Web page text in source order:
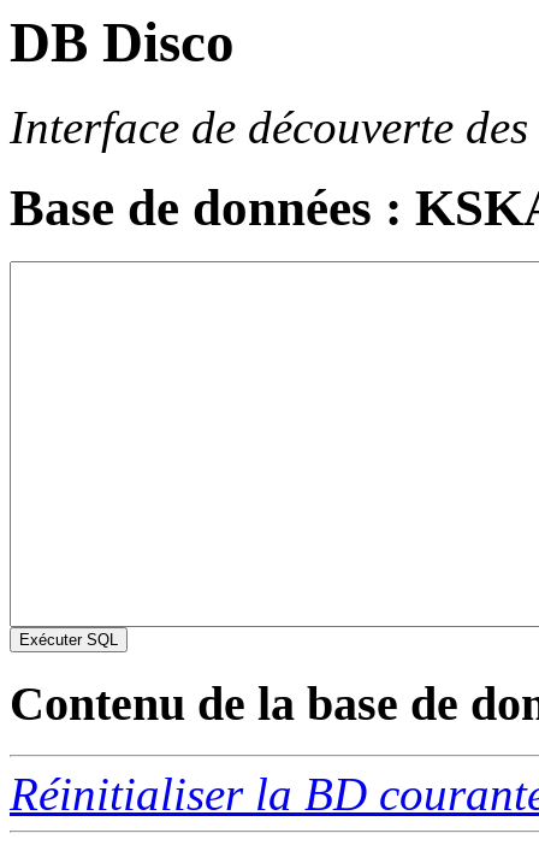
DB Disco
Interface de découverte
Base de données :
Contenu de la base de
Réinitialiser la BD